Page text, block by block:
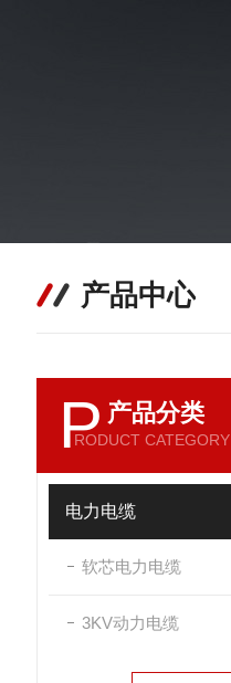
产品中心
P 产品分类
RODUCT CATEGORY
电力电缆
软芯电力电缆
3KV动力电缆